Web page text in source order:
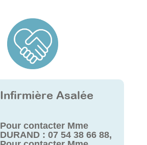
Infirmière Asalée
Pour contacter Mme
DURAND : 07 54 38 66 88,